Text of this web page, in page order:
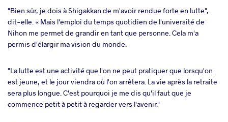
"Bien sûr, je dois à Shigakkan de m'avoir rendue forte en lutte",
dit-elle. « Mais l'emploi du temps quotidien de l'université de
Nihon me permet de grandir en tant que personne. Cela m'a
permis d'élargir ma vision du monde.
"La lutte est une activité que l'on ne peut pratiquer que lorsqu'on
est jeune, et le jour viendra où l'on arrêtera. La vie après la retraite
sera plus longue. C'est pourquoi je me dis qu'il faut que je
commence petit à petit à regarder vers l'avenir."